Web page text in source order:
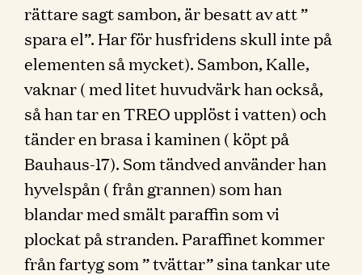
rättare sagt sambon, är besatt av att ”
spara el”. Har för husfridens skull inte på
elementen så mycket). Sambon, Kalle,
vaknar ( med litet huvudvärk han också,
så han tar en TREO upplöst i vatten) och
tänder en brasa i kaminen ( köpt på
Bauhaus-17). Som tändved använder han
hyvelspån ( från grannen) som han
blandar med smält paraffin som vi
plockat på stranden. Paraffinet kommer
från fartyg som ” tvättar” sina tankar ute